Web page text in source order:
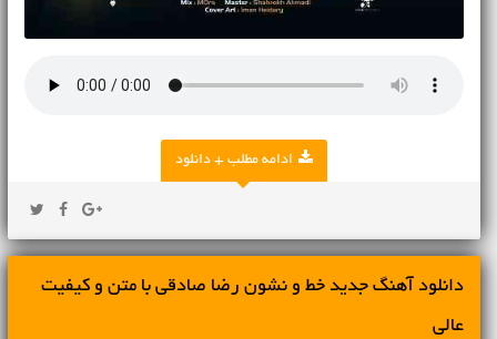
ادامه مطلب + دانلود
دانلود آهنگ جديد خط و نشون رضا صادقی با متن و کیفیت
عالی